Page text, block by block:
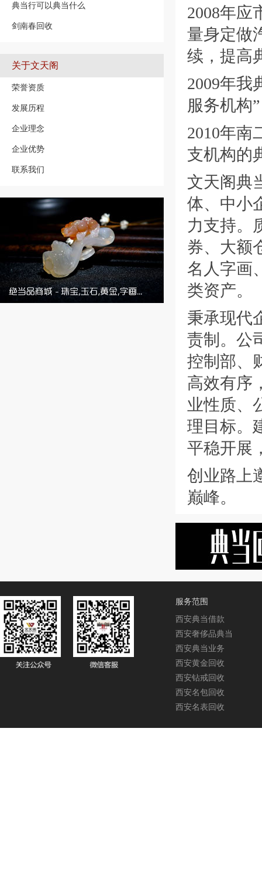
典当行可以典当什么
剑南春回收
关于文天阁
荣誉资质
发展历程
企业理念
企业优势
联系我们
2008年应
量身定做
续，提高
2009年我
服务机构”
2010年南
支机构的
文天阁典
体、中小
力支持。
券、大额
名人字画
类资产。
秉承现代
责制。公
控制部、
高效有序
业性质、
理目标。
平稳开展
创业路上
巅峰。
服务范围
西安典当借款
西安奢侈品典当
西安典当业务
西安黄金回收
西安钻戒回收
西安名包回收
西安名表回收